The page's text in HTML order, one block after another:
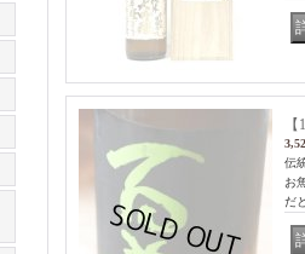
伝
お
だ